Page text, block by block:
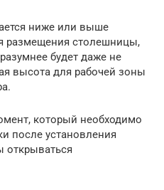
ниже или выше
размещения столешницы,
будет даже не
высота для рабочей зоны
который необходимо
после установления
открываться